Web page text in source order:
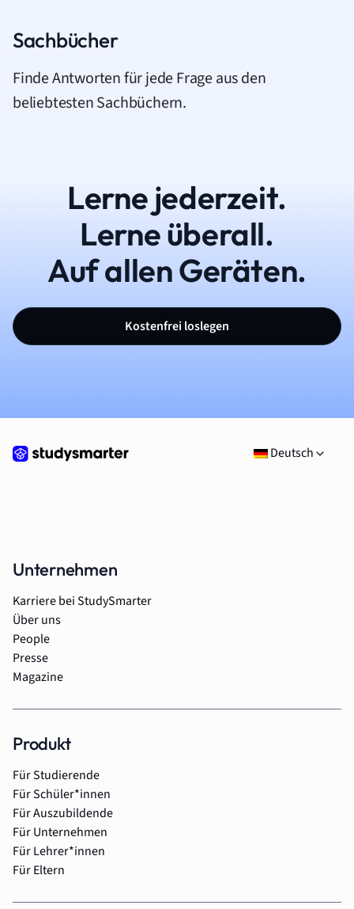
Sachbücher
Finde Antworten für jede Frage aus den
beliebtesten Sachbüchern.
Lerne jederzeit.
Lerne überall.
Auf allen Geräten.
Kostenfrei loslegen
Deutsch
Unternehmen
Karriere bei StudySmarter
Über uns
People
Presse
Magazine
Produkt
Für Studierende
Für Schüler*innen
Für Auszubildende
Für Unternehmen
Für Lehrer*innen
Für Eltern